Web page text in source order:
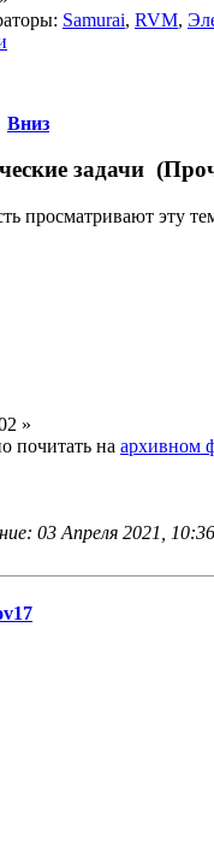
Samurai, RVM,
Вниз
задачи
просматривают эту
»
почитать на архивном
03 Апреля 2021,